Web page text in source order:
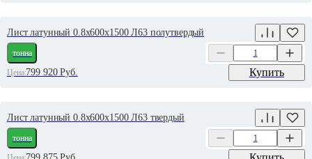
Лист латунный 0.8х600х1500 Л63 полутвердый
тонна
Цена:799 920Руб. Купить
Лист латунный 0.8х600х1500 Л63 твердый
тонна